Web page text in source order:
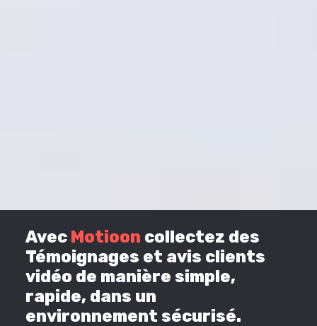
Avec Motioon collectez des
Témoignages et avis clients
vidéo de manière simple,
rapide, dans un
environnement sécurisé.